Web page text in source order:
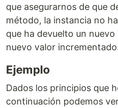
que asegurarnos de que
método, la instancia no
que ha devuelto un
nuevo valor
Ejemplo
Dados los principios que
continuación podemos